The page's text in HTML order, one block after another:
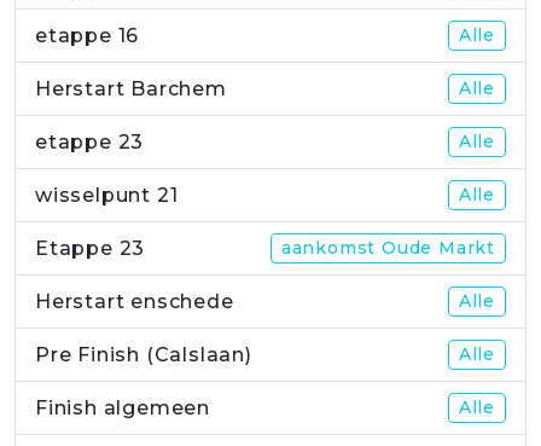
etappe 16 Alle
Herstart Barchem Alle
etappe 23 Alle
wisselpunt 21 Alle
Etappe 23 aankomst Oude Markt
Herstart enschede Alle
Pre Finish (Calslaan) Alle
Finish algemeen Alle